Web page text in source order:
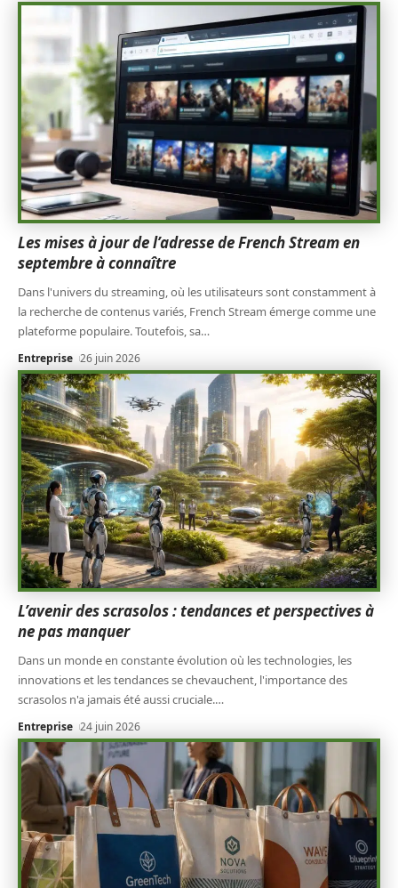
Les mises à jour de l’adresse de French Stream en
septembre à connaître
Dans l'univers du streaming, où les utilisateurs sont constamment à
la recherche de contenus variés, French Stream émerge comme une
plateforme populaire. Toutefois, sa…
Entreprise 26 juin 2026
L’avenir des scrasolos : tendances et perspectives à
ne pas manquer
Dans un monde en constante évolution où les technologies, les
innovations et les tendances se chevauchent, l'importance des
scrasolos n'a jamais été aussi cruciale.…
Entreprise 24 juin 2026